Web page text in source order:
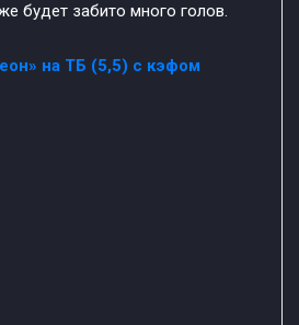
будет забито много голов.
на ТБ (5,5) с кэфом